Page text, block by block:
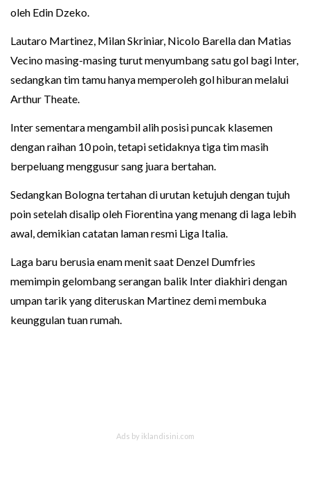
oleh Edin Dzeko.
Lautaro Martinez, Milan Skriniar, Nicolo Barella dan Matias
Vecino masing-masing turut menyumbang satu gol bagi Inter,
sedangkan tim tamu hanya memperoleh gol hiburan melalui
Arthur Theate.
Inter sementara mengambil alih posisi puncak klasemen
dengan raihan 10 poin, tetapi setidaknya tiga tim masih
berpeluang menggusur sang juara bertahan.
Sedangkan Bologna tertahan di urutan ketujuh dengan tujuh
poin setelah disalip oleh Fiorentina yang menang di laga lebih
awal, demikian catatan laman resmi Liga Italia.
Laga baru berusia enam menit saat Denzel Dumfries
memimpin gelombang serangan balik Inter diakhiri dengan
umpan tarik yang diteruskan Martinez demi membuka
keunggulan tuan rumah.